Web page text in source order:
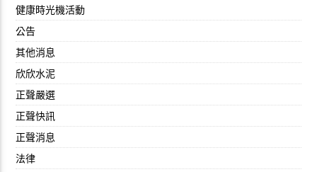
健康時光機活動
公告
其他消息
欣欣水泥
正聲嚴選
正聲快訊
正聲消息
法律